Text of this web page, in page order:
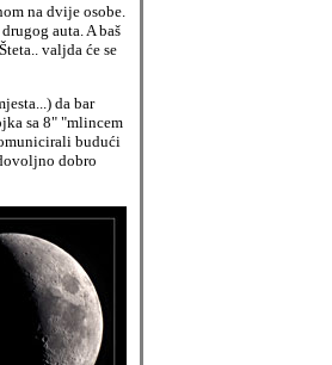
na dvije osobe.
auta. A baš
valjda će se
da bar
sa 8" "mlincem
budući
dobro